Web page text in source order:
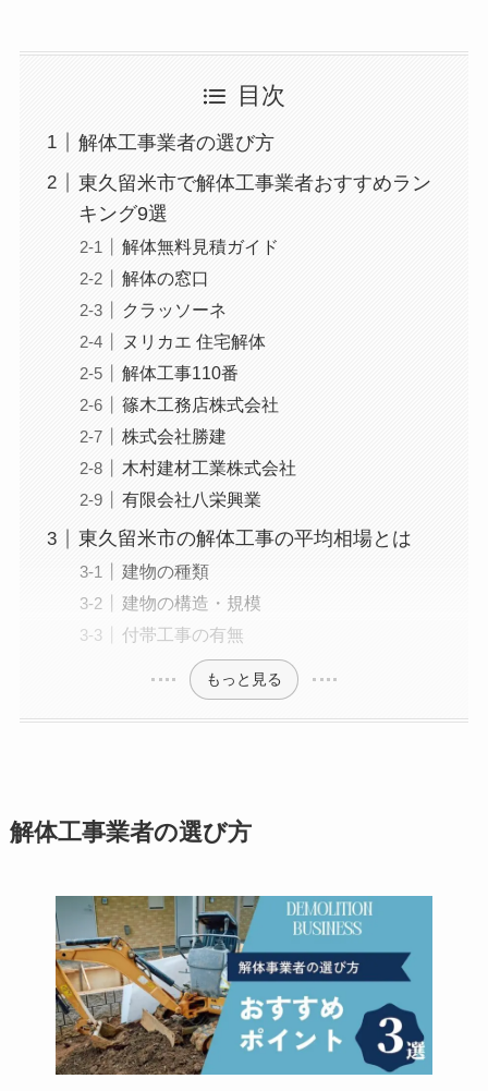
目次
解体工事業者の選び方
東久留米市で解体工事業者おすすめラン
キング9選
解体無料見積ガイド
解体の窓口
クラッソーネ
ヌリカエ 住宅解体
解体工事110番
篠木工務店株式会社
株式会社勝建
木村建材工業株式会社
有限会社八栄興業
東久留米市の解体工事の平均相場とは
建物の種類
建物の構造・規模
付帯工事の有無
もっと見る
解体工事業者の選び方